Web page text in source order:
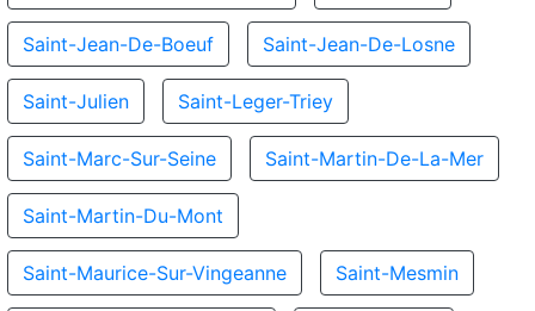
Saint-Jean-De-Boeuf Saint-Jean-De-Losne
Saint-Julien Saint-Leger-Triey
Saint-Marc-Sur-Seine Saint-Martin-De-La-Mer
Saint-Martin-Du-Mont
Saint-Maurice-Sur-Vingeanne Saint-Mesmin